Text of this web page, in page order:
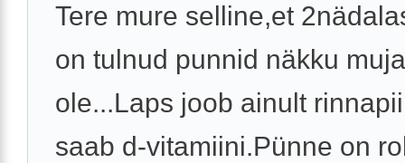
Tere mure selline,et
on tulnud punnid näkku
ole...Laps joob ainult
saab d-vitamiini.Pünne on